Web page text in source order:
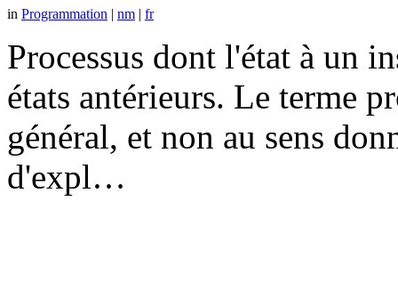
in Programmation | nm | fr
Processus dont l'état à un
états antérieurs. Le terme
général, et non au sens
d'expl…